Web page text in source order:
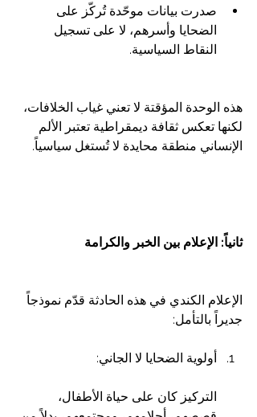
صدرت بيانات موحّدة تُركّز على
الضحايا وأسرهم، لا على تسجيل
النقاط السياسية.
هذه الوحدة المؤقتة لا تعني غياب الخلافات،
لكنها تعكس ثقافة ديمقراطية تعتبر الألم
الإنساني منطقة محايدة لا تُستغل سياسياً.
ثانياً: الإعلام بين الخبر والكرامة
الإعلام الكندي في هذه الحادثة قدّم نموذجاً
جديراً بالتأمل:
أولوية الضحايا لا الجاني:
التركيز كان على حياة الأطفال،